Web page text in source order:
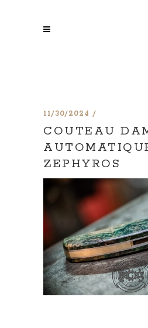
11/30/2024
COUTEAU
ZEPHYROS